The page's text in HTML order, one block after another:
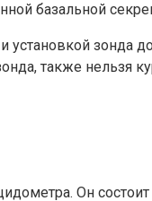
базальной
зонда
также нельзя
Он